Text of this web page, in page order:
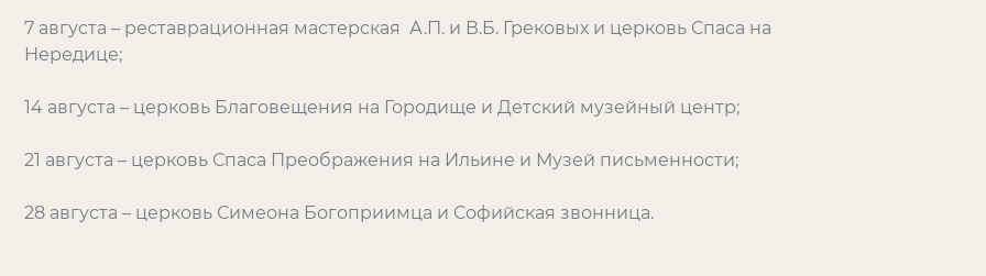
7 августа – реставрационная мастерская А.П. и В.Б. Грековых и церковь Спаса на
Нередице;
14 августа – церковь Благовещения на Городище и Детский музейный центр;
21 августа – церковь Спаса Преображения на Ильине и Музей письменности;
28 августа – церковь Симеона Богоприимца и Софийская звонница.